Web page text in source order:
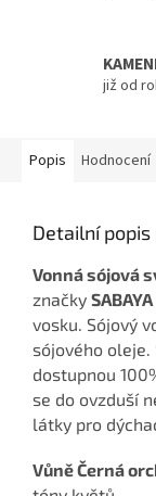
již od
Popis Hodnocení
Detailní
Vonná sójová
značky SABAYA
vosku. Sójový
sójového oleje.
dostupnou
se do ovzduší
látky pro
Vůně Černá